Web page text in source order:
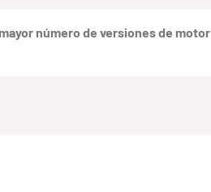
número de versiones de motor